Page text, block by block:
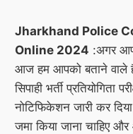
Jharkhand Police
Online 2024 :अगर आप
आज हम आपको बताने वाले हैं
सिपाही भर्ती
नोटिफिकेशन जारी कर
जमा किया जाना चाहिए